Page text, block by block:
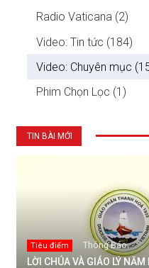
Radio Vaticana (2)
Video: Tin tức (184)
Video: Chuyên mục
Phim Chọn Lọc (1)
TIN BÀI MỚI
Tiêu điểm Thông Báo
LỜI CHÚA VÀ GIÁO LÝ